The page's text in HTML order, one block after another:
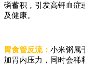
磷蓄积，引发高钾血症
及健康。
胃食管反流： 小米粥属
加胃内压力，同时会稀